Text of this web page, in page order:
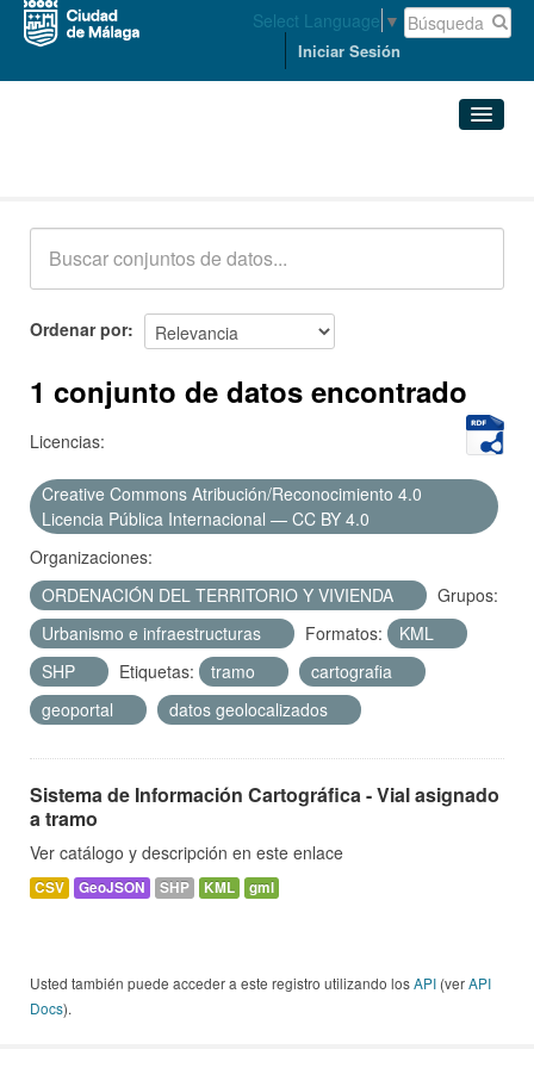
Select Language ▼
Iniciar Sesión
Acerca de
Ordenar por
1 conjunto de datos encontrado
Licencias:
Creative Commons Atribución/Reconocimiento 4.0
Licencia Pública Internacional — CC BY 4.0
Organizaciones:
ORDENACIÓN DEL TERRITORIO Y VIVIENDA
Grupos:
Urbanismo e infraestructuras
Formatos:
KML
SHP
Etiquetas: tramo
cartografia
geoportal
datos geolocalizados
Sistema de Información Cartográfica - Vial asignado
a tramo
Ver catálogo y descripción en este enlace
CSV GeoJSON SHP KML gml
Usted también puede acceder a este registro utilizando losAPI (verAPI
Docs).